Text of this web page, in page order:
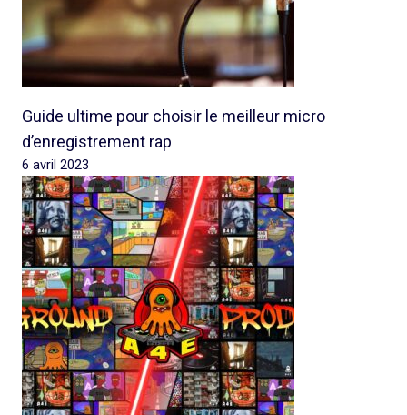
Guide ultime pour choisir le meilleur micro
d’enregistrement rap
6 avril 2023